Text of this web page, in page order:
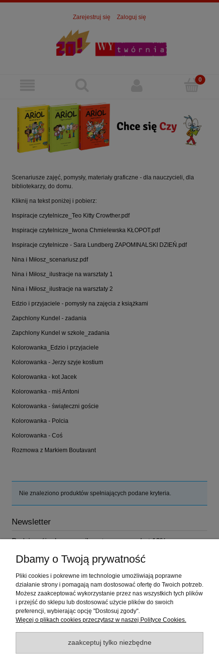
Zarejestruj się Zaloguj się
Scenariusze zajęć, pomysły, materiały graficzne - dla nauczycieli, dla
bibliotekarzy, do domu.
Kliknij na tekst poniżej i pobierz:
Inspiracje czytelnicze_Teo Kitty Crowther.pdf
Inspiracje czytelnicze_Iwona Chmielewska KŁOPOT.pdf
Inspiracje czytelnicze - Sara Lundberg ZAPOMINALSKI DZIEŃ.pdf
Nina i Miłosz_scenariusz.pdf
Nina i Miłosz_ilustracje na warsztaty 1
Nina i Miłosz_ilustracje na warsztaty 2
Edzio i przyjaciele - pomysły na zajęcia z książkami
Zapchlony Kundel - zadania
Zapchlony Kundel w szkole_zadania
Kolorowanka_Edzio i przyjaciele
Kolorowanka - Jerzy szyje kostium
Kolorowanka - kot Jacek
Kolorowanka - miś Antoni
Kolorowanka - świąteczni goście
Kolorowanka - Polcia
Kolorowanka - Coś
Rozmowa z Markiem Boutavant
Nie znaleziono produktów spełniających podane kryteria.
Newsletter
Podaj swój adres e-mail, a otrzymasz rabat 10% na
Pomoc
Moje konto
Dbamy o Twoją prywatność
Pliki cookies i pokrewne im technologie umożliwiają poprawne
działanie strony i pomagają nam dostosować ofertę do Twoich potrzeb.
Możesz zaakceptować wykorzystanie przez nas wszystkich tych plików
i przejść do sklepu lub dostosować użycie plików do swoich
preferencji, wybierając opcję "Dostosuj zgody".
Więcej o plikach cookies przeczytasz w naszej Polityce Cookies.
zaakceptuj tylko niezbędne